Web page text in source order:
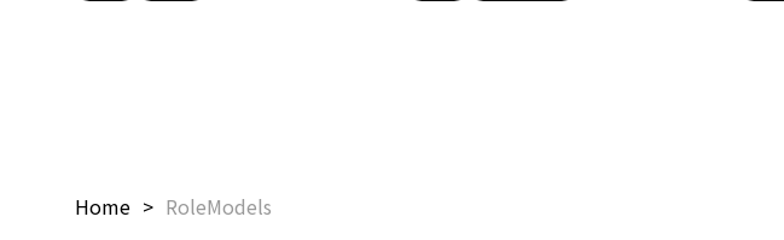
Home RoleModels